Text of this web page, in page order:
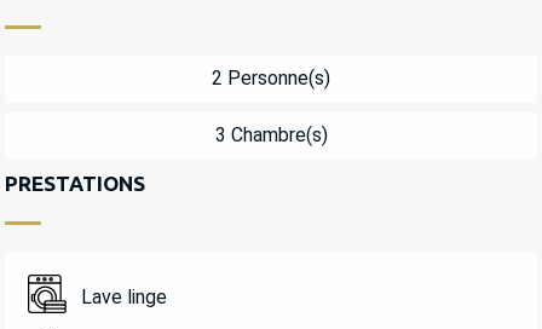
2 Personne(s)
3 Chambre(s)
PRESTATIONS
Lave linge